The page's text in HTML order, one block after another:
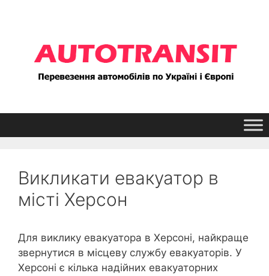
Викликати евакуатор в
місті Херсон
Для виклику евакуатора в Херсоні, найкраще
звернутися в місцеву службу евакуаторів. У
Херсоні є кілька надійних евакуаторних